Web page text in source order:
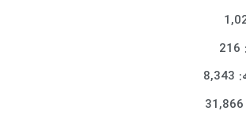
216
8,343
31,866